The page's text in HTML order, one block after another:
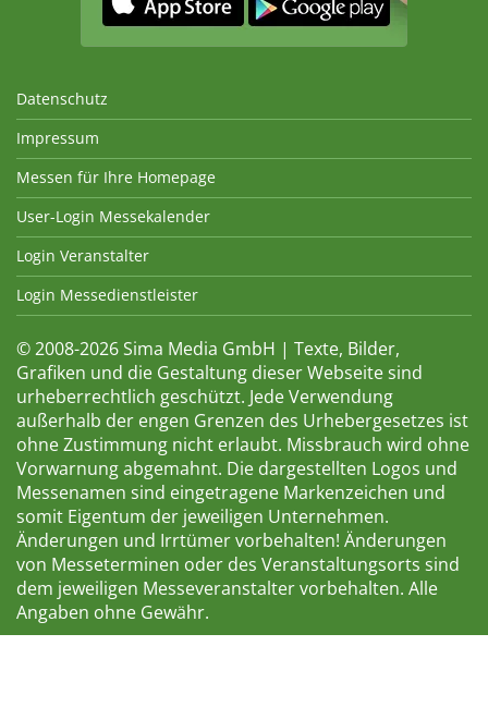
Datenschutz
Impressum
Messen für Ihre Homepage
User-Login Messekalender
Login Veranstalter
Login Messedienstleister
© 2008-2026 Sima Media GmbH | Texte, Bilder,
Grafiken und die Gestaltung dieser Webseite sind
urheberrechtlich geschützt. Jede Verwendung
außerhalb der engen Grenzen des Urhebergesetzes ist
ohne Zustimmung nicht erlaubt. Missbrauch wird ohne
Vorwarnung abgemahnt. Die dargestellten Logos und
Messenamen sind eingetragene Markenzeichen und
somit Eigentum der jeweiligen Unternehmen.
Änderungen und Irrtümer vorbehalten! Änderungen
von Messeterminen oder des Veranstaltungsorts sind
dem jeweiligen Messeveranstalter vorbehalten. Alle
Angaben ohne Gewähr.